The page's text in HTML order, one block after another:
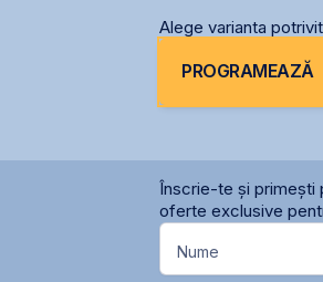
Alege varianta
PROGRAMEAZĂ
Înscrie-te și primești
oferte exclusive
Nume